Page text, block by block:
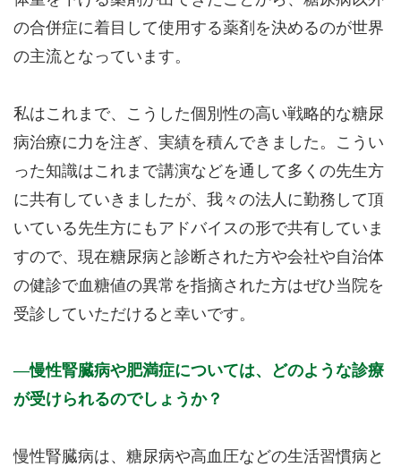
の合併症に着目して使用する薬剤を決めるのが世界
の主流となっています。
私はこれまで、こうした個別性の高い戦略的な糖尿
病治療に力を注ぎ、実績を積んできました。こうい
った知識はこれまで講演などを通して多くの先生方
に共有していきましたが、我々の法人に勤務して頂
いている先生方にもアドバイスの形で共有していま
すので、現在糖尿病と診断された方や会社や自治体
の健診で血糖値の異常を指摘された方はぜひ当院を
受診していただけると幸いです。
慢性腎臓病や肥満症については、どのような診療
が受けられるのでしょうか？
慢性腎臓病は、糖尿病や高血圧などの生活習慣病と